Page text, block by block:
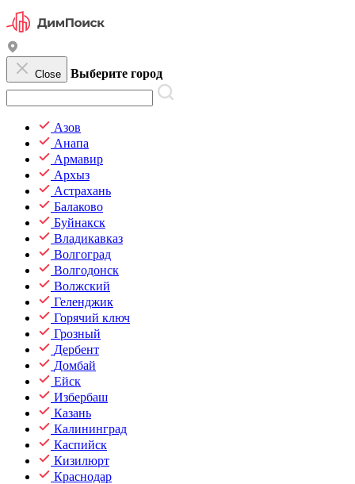
Close Выберите город
Азов
Анапа
Армавир
Архыз
Астрахань
Балаково
Буйнакск
Владикавказ
Волгоград
Волгодонск
Волжский
Геленджик
Горячий ключ
Грозный
Дербент
Домбай
Ейск
Избербаш
Казань
Калининград
Каспийск
Кизилюрт
Краснодар